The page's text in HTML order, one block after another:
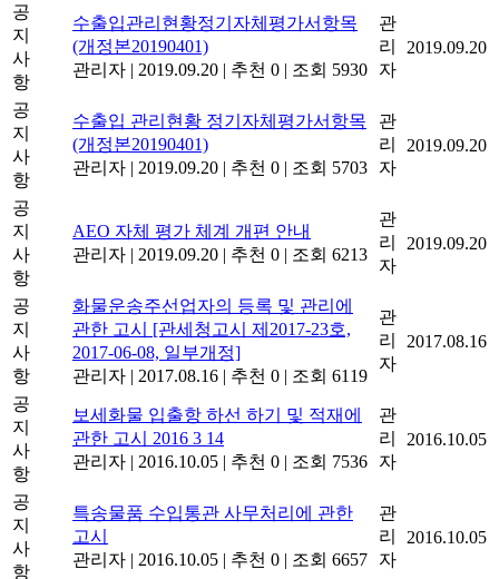
공
지
사
항
수출입관리현황정기자체평가서항목
(개정본20190401)
관리자 | 2019.09.20 | 추천 0 | 조회 5930
관
리
자
2019.09.20
공
지
사
항
수출입 관리현황 정기자체평가서항목
(개정본20190401)
관리자 | 2019.09.20 | 추천 0 | 조회 5703
관
리
자
2019.09.20
공
지
사
항
AEO 자체 평가 체계 개편 안내
관리자 | 2019.09.20 | 추천 0 | 조회 6213
관
리
자
2019.09.20
공
지
사
항
화물운송주선업자의 등록 및 관리에
관한 고시 [관세청고시 제2017-23호,
2017-06-08, 일부개정]
관리자 | 2017.08.16 | 추천 0 | 조회 6119
관
리
자
2017.08.16
공
지
사
항
보세화물 입출항 하선 하기 및 적재에
관한 고시 2016 3 14
관리자 | 2016.10.05 | 추천 0 | 조회 7536
관
리
자
2016.10.05
공
지
사
항
특송물품 수입통관 사무처리에 관한
고시
관리자 | 2016.10.05 | 추천 0 | 조회 6657
관
리
자
2016.10.05